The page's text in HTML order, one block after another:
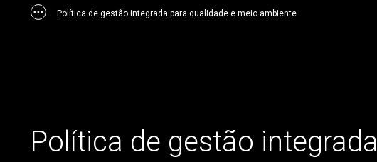
Política de gestão integrada para qualidade e meio ambiente
Política de gestão integrada